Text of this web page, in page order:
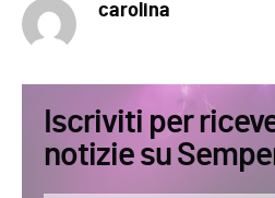
carolina
Iscriviti per
notizie su